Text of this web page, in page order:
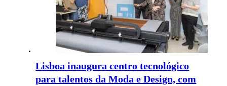
Lisboa inaugura centro tecnológico
para talentos da Moda e Design, com